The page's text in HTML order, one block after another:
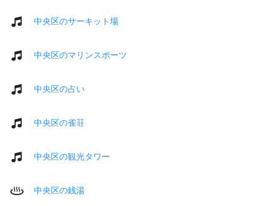
中央区のサーキット場
中央区のマリンスポーツ
中央区の占い
中央区の雀荘
中央区の観光タワー
中央区の銭湯